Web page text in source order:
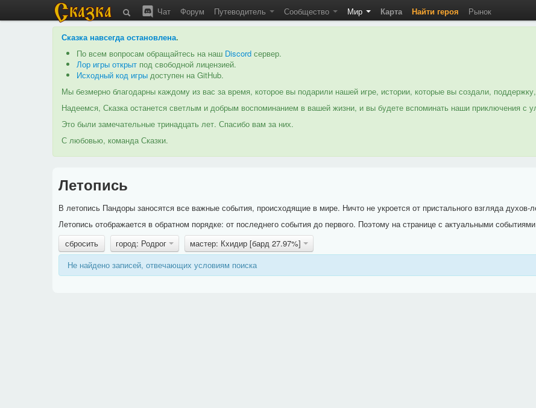
Чат Форум Путеводитель Сообщество Мир Карта Найти героя Рынок
Сказка навсегда остановлена.
По всем вопросам обращайтесь на наш Discord сервер.
Лор игры открыт под свободной лицензией.
Исходный код игры доступен на GitHub.
Мы безмерно благодарны каждому из вас за время, которое вы подарили нашей игре, истории, которые вы создали,
Надеемся, Сказка останется светлым и добрым воспоминанием в вашей жизни, и вы будете вспоминать наши приключения с
Это были замечательные тринадцать лет. Спасибо вам за них.
С любовью, команда Сказки.
Летопись
В летопись Пандоры заносятся все важные события, происходящие в мире. Ничто не укроется от пристального взгляда духов-
Летопись отображается в обратном порядке: от последнего события до первого. Поэтому на странице с актуальными
сбросить
город: Родрог
мастер: Кхидир [бард 27.97%]
Не найдено записей, отвечающих условиям поиска